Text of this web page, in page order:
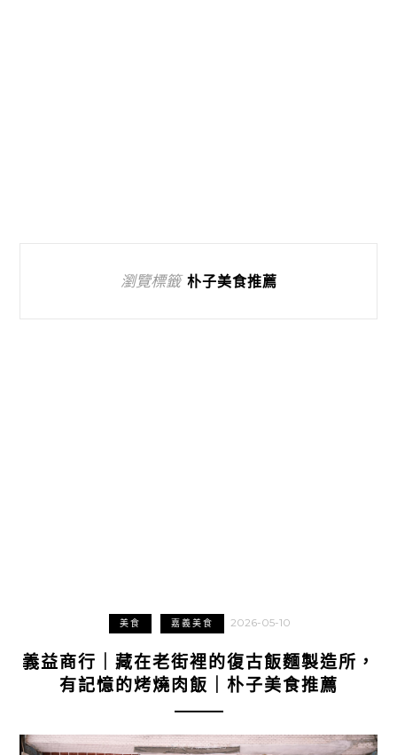
瀏覽標籤 朴子美食推薦
美食 嘉義美食 2026-05-10
義益商行｜藏在老街裡的復古飯麵製造所，
有記憶的烤燒肉飯｜朴子美食推薦